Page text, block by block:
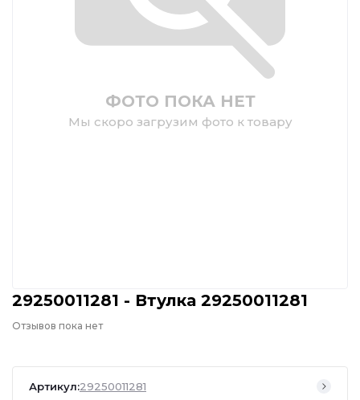
ФОТО ПОКА НЕТ
Мы скоро загрузим фото к товару
29250011281 - Втулка 29250011281
Отзывов пока нет
Артикул:29250011281